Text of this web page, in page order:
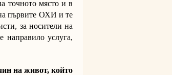
точното място и в
първите ОХИ и те
за носители на
направило услуга,
на живот, който